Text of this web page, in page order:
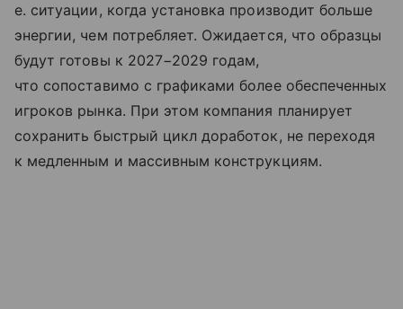
е. ситуации, когда установка производит больше
энергии, чем потребляет. Ожидается, что образцы
будут готовы к 2027−2029 годам,
что сопоставимо с графиками более обеспеченных
игроков рынка. При этом компания планирует
сохранить быстрый цикл доработок, не переходя
к медленным и массивным конструкциям.